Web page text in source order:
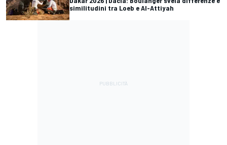
similitudini tra Loeb e Al-Attiyah